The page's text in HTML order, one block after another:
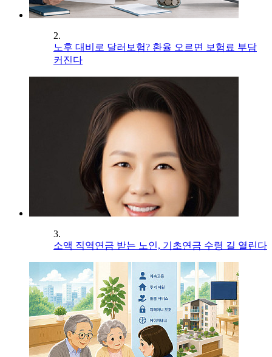
2.
노후 대비로 달러보험? 환율 오르면 보험료 부담
커진다
3.
소액 직역연금 받는 노인, 기초연금 수령 길 열린다